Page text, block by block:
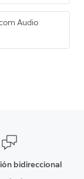
Audio
bidireccional